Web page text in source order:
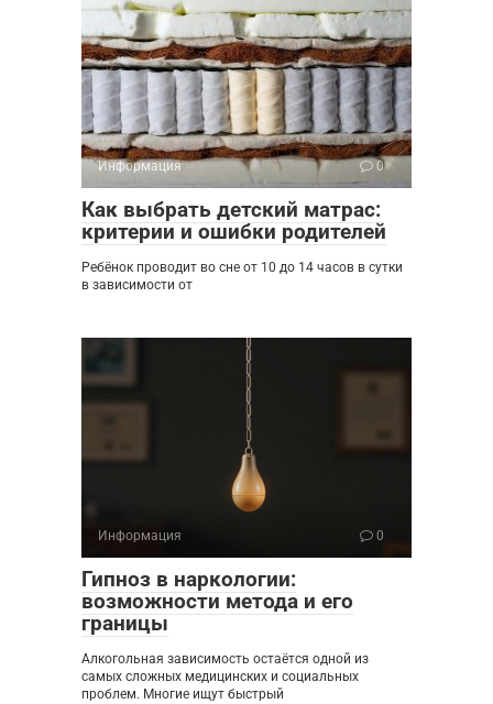
Информация 0
Как выбрать детский матрас:
критерии и ошибки родителей
Ребёнок проводит во сне от 10 до 14 часов в сутки
в зависимости от
Информация 0
Гипноз в наркологии:
возможности метода и его
границы
Алкогольная зависимость остаётся одной из
самых сложных медицинских и социальных
проблем. Многие ищут быстрый